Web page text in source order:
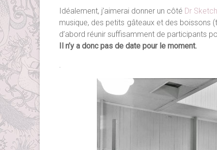
Idéalement, j’aimerai donner un côté Dr
musique, des petits gâteaux et des boissons
d’abord réunir suffisamment de participants
Il n’y a donc pas de date pour le moment.
.